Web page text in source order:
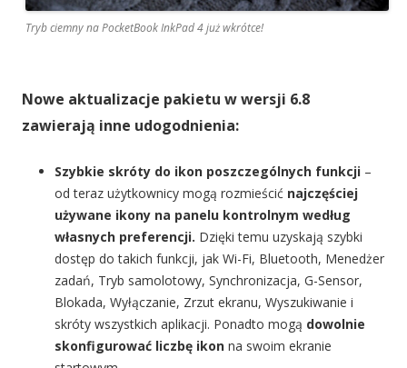
Tryb ciemny na PocketBook InkPad 4 już wkrótce!
Nowe aktualizacje pakietu w wersji 6.8
zawierają inne udogodnienia:
Szybkie skróty do ikon poszczególnych funkcji –
od teraz użytkownicy mogą rozmieścić najczęściej
używane ikony na panelu kontrolnym według
własnych preferencji. Dzięki temu uzyskają szybki
dostęp do takich funkcji, jak Wi-Fi, Bluetooth, Menedżer
zadań, Tryb samolotowy, Synchronizacja, G-Sensor,
Blokada, Wyłączanie, Zrzut ekranu, Wyszukiwanie i
skróty wszystkich aplikacji. Ponadto mogą dowolnie
skonfigurować liczbę ikon na swoim ekranie